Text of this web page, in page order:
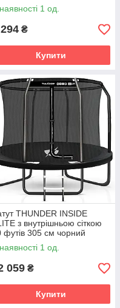
1 од.
₴
Купити
THUNDER INSIDE
з внутрішньою сіткою
футів 305 см чорний
1 од.
059 ₴
Купити